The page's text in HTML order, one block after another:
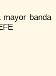
mayor banda